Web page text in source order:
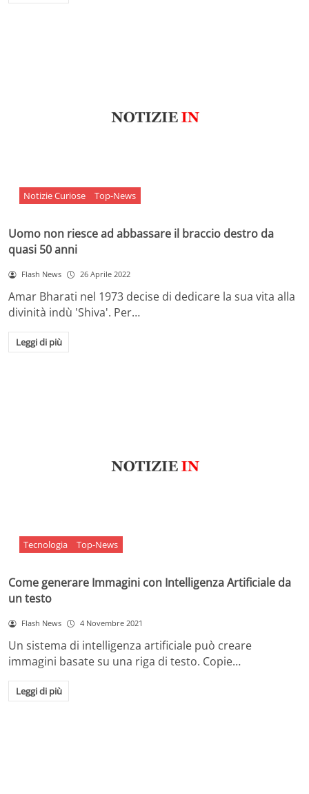
Notizie Curiose Top-News
Uomo non riesce ad abbassare il braccio destro da
quasi 50 anni
Flash News 26 Aprile 2022
Amar Bharati nel 1973 decise di dedicare la sua vita alla
divinità indù 'Shiva'. Per…
Leggi di più
Tecnologia Top-News
Come generare Immagini con Intelligenza Artificiale da
un testo
Flash News 4 Novembre 2021
Un sistema di intelligenza artificiale può creare
immagini basate su una riga di testo. Copie…
Leggi di più